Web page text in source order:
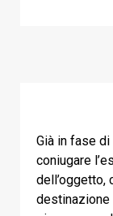
Già in fase
coniugare
dell’oggetto,
destinazione